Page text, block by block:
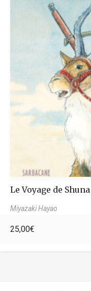
Le Voyage de Shuna
Miyazaki Hayao
25,00€